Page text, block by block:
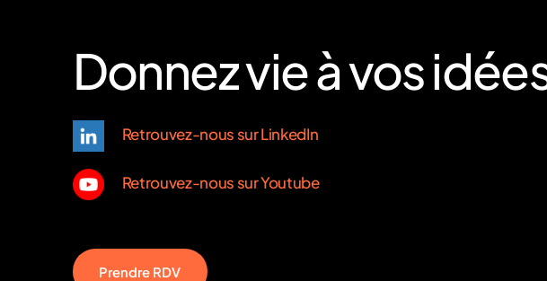
infirmière libérale d’astreinte
Donnezvieàvos
Retrouvez-nous sur LinkedIn
Retrouvez-nous sur Youtube
Prendre RDV